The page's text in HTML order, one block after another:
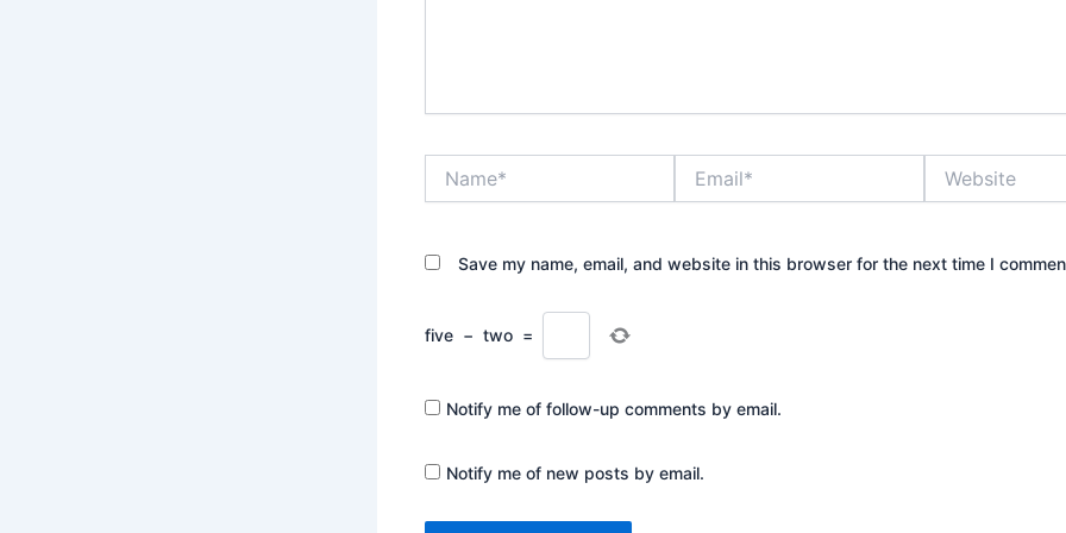
Save my name, email, and website in this browser for the next time I
five − two =
Notify me of follow-up comments by email.
Notify me of new posts by email.